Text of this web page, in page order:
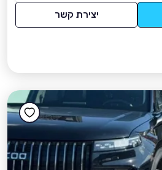
יצירת קשר